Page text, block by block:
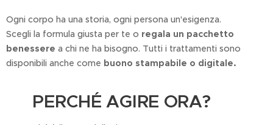
Ogni corpo ha una storia, ogni persona un'esigenza.
Scegli la formula giusta per te o regala un pacchetto
benessere a chi ne ha bisogno. Tutti i trattamenti sono
disponibili anche come buono stampabile o digitale.
🛑 PERCHÉ AGIRE ORA?